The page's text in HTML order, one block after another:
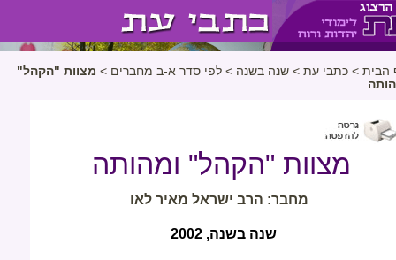
הבית > כתבי עת > שנה בשנה > לפי סדר א-ב מחברים > מצוות "הקהל"
מצוות "הקהל" ומהותה
מחבר: הרב ישראל מאיר לאו
שנה בשנה, 2002